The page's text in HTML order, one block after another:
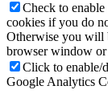
Check to enable
cookies if you do
Otherwise you will
browser window or
Click to enable/
Google Analytics